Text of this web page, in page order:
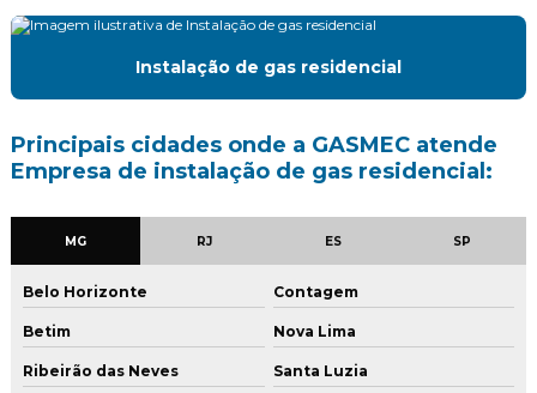
Montagem de central de gas
Mudança de ponto de gas
Projeto de gás glp
Projeto de instalação de gás predial
Renovação de avcb
Instalação de gas residencial
Principais cidades onde a GASMEC atende
Empresa de instalação de gas residencial:
MG RJ ES SP
Belo Horizonte Contagem
Betim Nova Lima
Ribeirão das Neves Santa Luzia